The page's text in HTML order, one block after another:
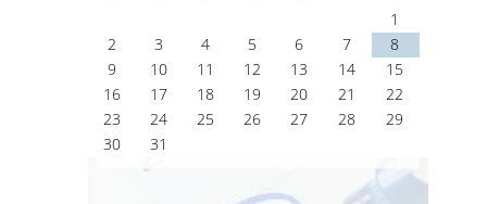
1
2
3 4 5 6 7
8
9
10 11 12 13 14
15
16
17 18 19 20 21
22
23
24 25 26 27 28
29
30
31